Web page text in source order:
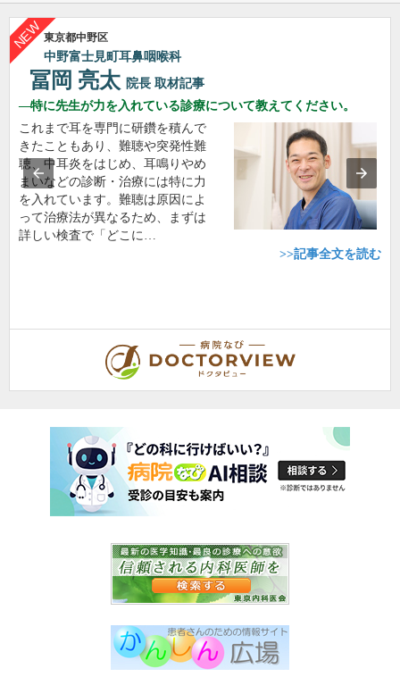
東京都中野区
中野富士見町耳鼻咽喉科
冨岡 亮太 院長 取材記事
特に先生が力を入れている診療について教えてください。
これまで耳を専門に研鑽を積んで
きたこともあり、難聴や突発性難
聴、中耳炎をはじめ、耳鳴りやめ
まいなどの診断・治療には特に力
を入れています。難聴は原因によ
って治療法が異なるため、まずは
詳しい検査で「どこに…
>>記事全文を読む